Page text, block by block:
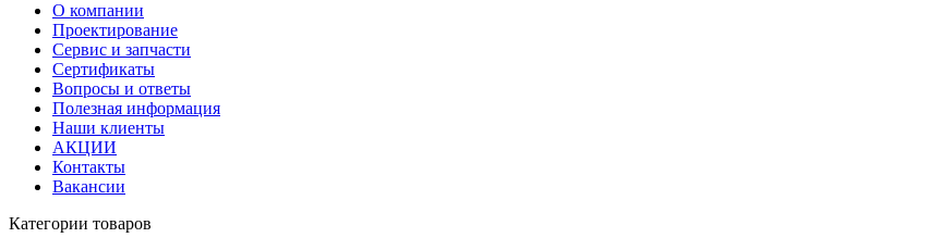
О компании
Проектирование
Сервис и запчасти
Сертификаты
Вопросы и ответы
Полезная информация
Наши клиенты
АКЦИИ
Контакты
Вакансии
Категории товаров